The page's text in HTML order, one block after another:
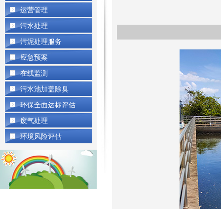
运营管理
污水处理
污泥处理服务
应急预案
在线监测
污水池加盖除臭
环保全面达标评估
废气处理
环境风险评估